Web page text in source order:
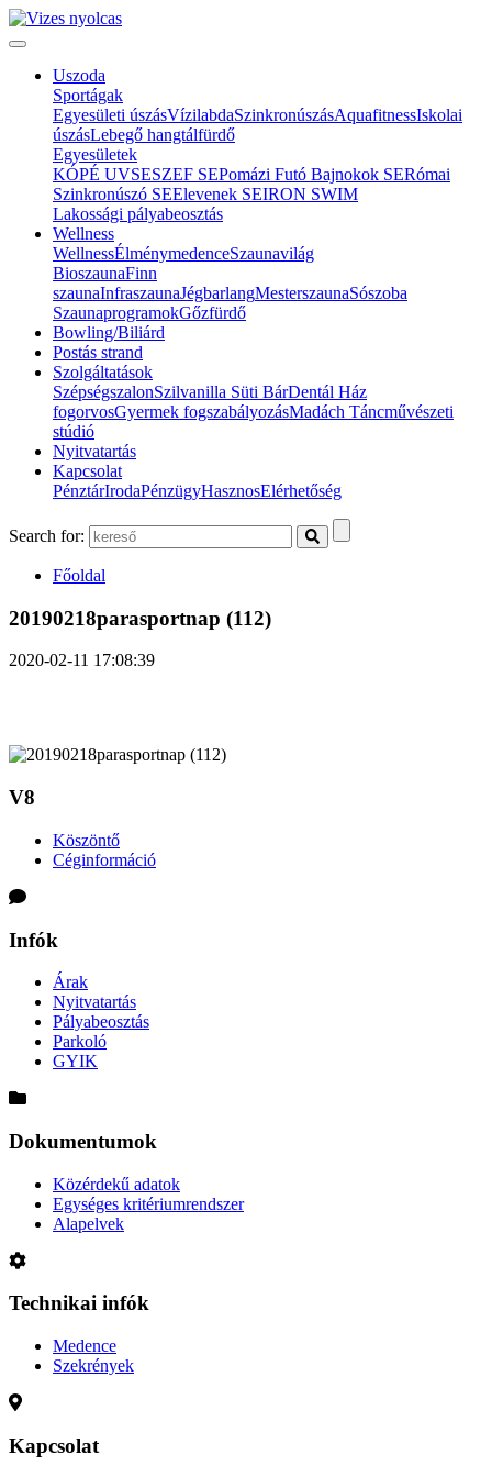
Uszoda
Sportágak
Egyesületi úszásVízilabdaSzinkronúszásAquafitnessIskolai
úszásLebegő hangtálfürdő
Egyesületek
KÓPÉ UVSESZEF SEPomázi Futó Bajnokok SERómai
Szinkronúszó SEElevenek SEIRON SWIM
Lakossági pályabeosztás
Wellness
WellnessÉlménymedenceSzaunavilág
BioszaunaFinn
szaunaInfraszaunaJégbarlangMesterszaunaSószoba
SzaunaprogramokGőzfürdő
Bowling/Biliárd
Postás strand
Szolgáltatások
SzépségszalonSzilvanilla Süti BárDentál Ház
fogorvosGyermek fogszabályozásMadách Táncművészeti
stúdió
Nyitvatartás
Kapcsolat
PénztárIrodaPénzügyHasznosElérhetőség
Search for:
Főoldal
20190218parasportnap (112)
2020-02-11 17:08:39
V8
Köszöntő
Céginformáció
Infók
Árak
Nyitvatartás
Pályabeosztás
Parkoló
GYIK
Dokumentumok
Közérdekű adatok
Egységes kritériumrendszer
Alapelvek
Technikai infók
Medence
Szekrények
Kapcsolat